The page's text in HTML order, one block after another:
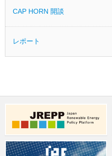
CAP HORN 開談
レポート